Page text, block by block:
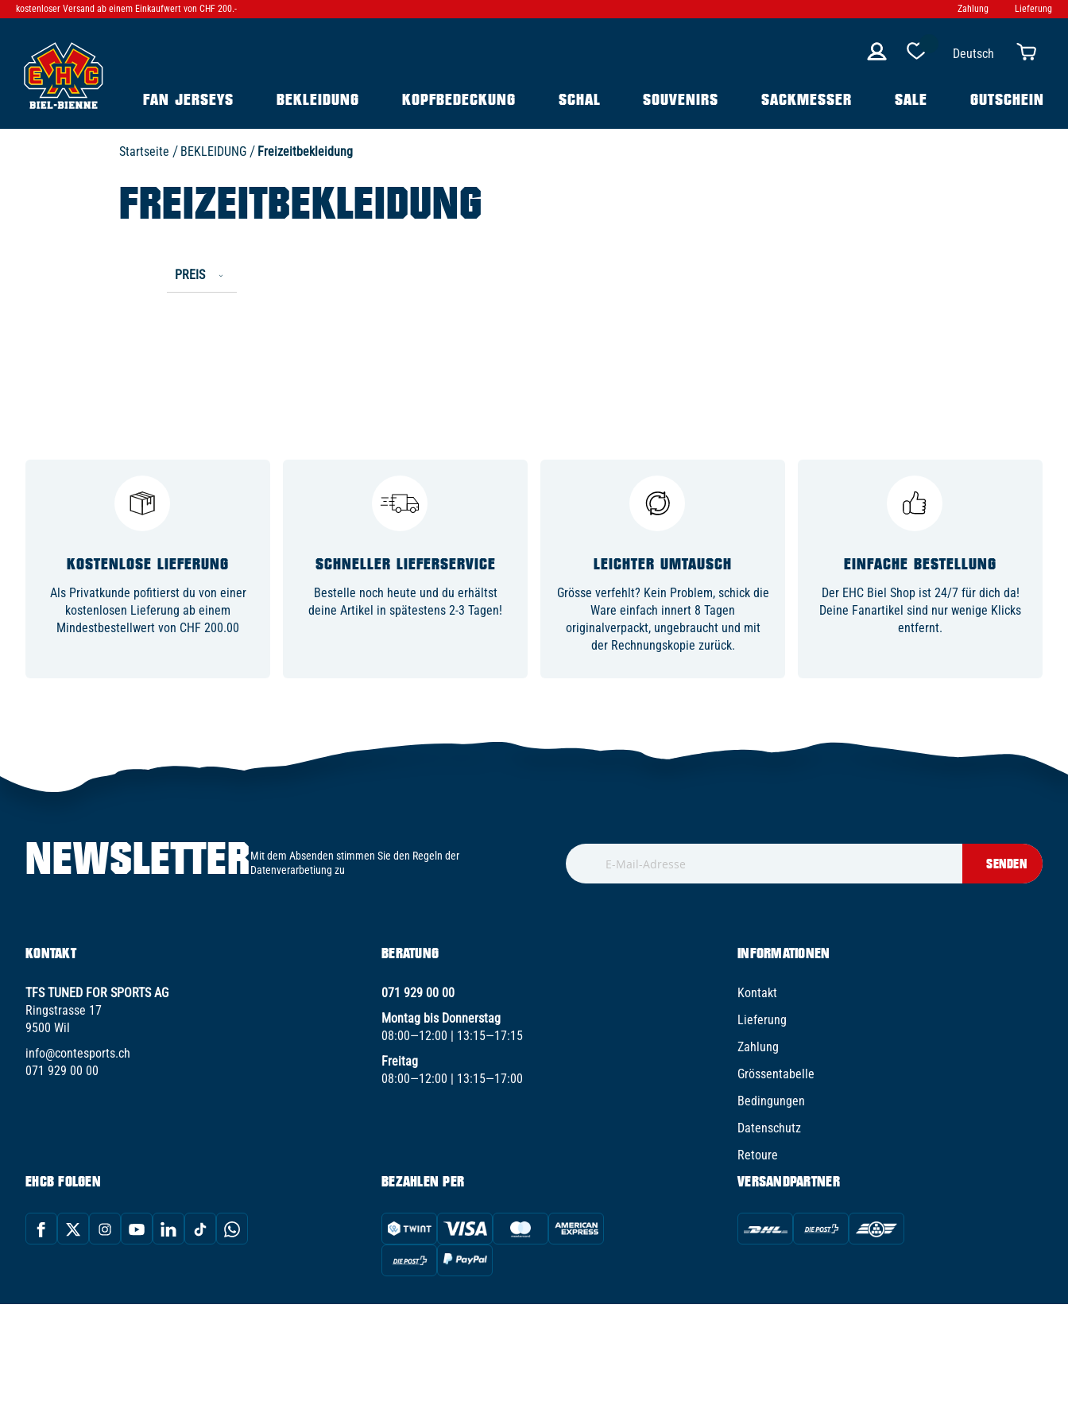
kostenloser Versand ab einem Einkaufwert von CHF 200.- Zahlung Lieferung
Deutsch
FAN JERSEYS BEKLEIDUNG KOPFBEDECKUNG SCHAL SOUVENIRS SACKMESSER SALE GUTSCHEIN
Startseite BEKLEIDUNG Freizeitbekleidung
FREIZEITBEKLEIDUNG
PREIS
KOSTENLOSE LIEFERUNG
Als Privatkunde pofitierst du von einer
kostenlosen Lieferung ab einem
Mindestbestellwert von CHF 200.00
SCHNELLER LIEFERSERVICE
Bestelle noch heute und du erhältst
deine Artikel in spätestens 2-3 Tagen!
LEICHTER UMTAUSCH
Grösse verfehlt? Kein Problem, schick die
Ware einfach innert 8 Tagen
originalverpackt, ungebraucht und mit
der Rechnungskopie zurück.
EINFACHE BESTELLUNG
Der EHC Biel Shop ist 24/7 für dich da!
Deine Fanartikel sind nur wenige Klicks
entfernt.
NEWSLETTERMit dem Absenden stimmen Sie den Regeln der
Datenverarbetiung zu
SENDEN
KONTAKT
TFS TUNED FOR SPORTS AG
Ringstrasse 17
9500 Wil
info@contesports.ch
071 929 00 00
BERATUNG
071 929 00 00
Montag bis Donnerstag
08:00—12:00 | 13:15—17:15
Freitag
08:00—12:00 | 13:15—17:00
INFORMATIONEN
Kontakt
Lieferung
Zahlung
Grössentabelle
Bedingungen
Datenschutz
Retoure
EHCB FOLGEN BEZAHLEN PER VERSANDPARTNER